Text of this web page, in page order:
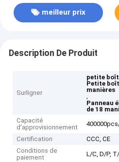
meilleur prix
Description De Produit
Surligner
petite
Petite
manières
,
Panneau
de 18
Capacité
d'approvisionnement
Certification
CCC, CE
Conditions de
paiement
L/C, D/P,